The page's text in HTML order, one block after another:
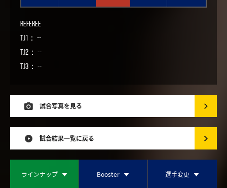
Referee
TJ1： --
TJ2： --
TJ3： --
試合写真を見る
試合結果一覧に戻る
ラインナップ Booster 選手変更